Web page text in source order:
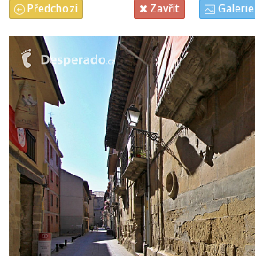
Předchozí Zavřít Galerie